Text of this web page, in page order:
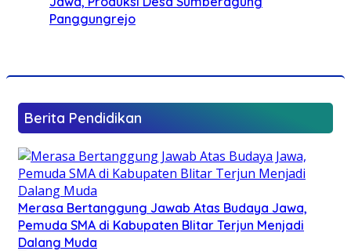
Panggungrejo
Berita Pendidikan
Merasa Bertanggung Jawab Atas Budaya Jawa,
Pemuda SMA di Kabupaten Blitar Terjun Menjadi
Dalang Muda